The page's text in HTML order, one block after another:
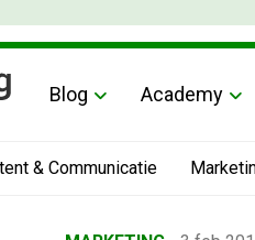
Blog Academy
& Communicatie